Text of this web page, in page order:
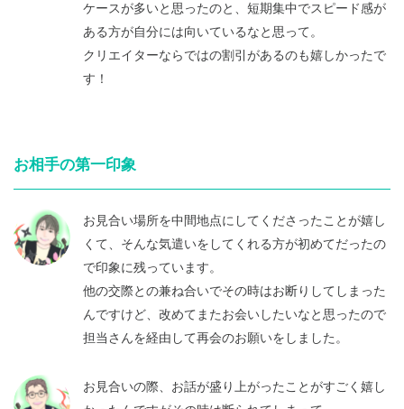
ケースが多いと思ったのと、短期集中でスピード感が
ある方が自分には向いているなと思って。
クリエイターならではの割引があるのも嬉しかったで
す！
お相手の第一印象
お見合い場所を中間地点にしてくださったことが嬉し
くて、そんな気遣いをしてくれる方が初めてだったの
で印象に残っています。
他の交際との兼ね合いでその時はお断りしてしまった
んですけど、改めてまたお会いしたいなと思ったので
担当さんを経由して再会のお願いをしました。
お見合いの際、お話が盛り上がったことがすごく嬉し